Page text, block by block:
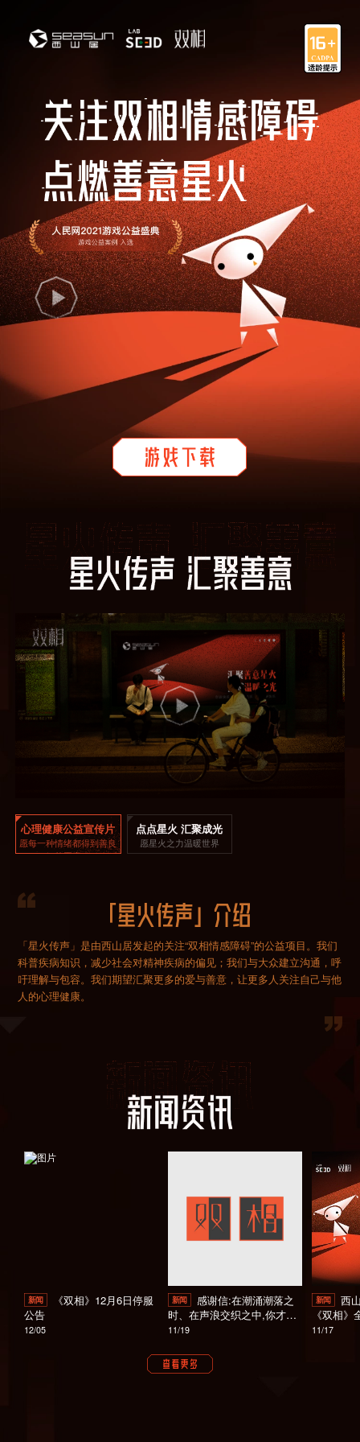
心理健康公益宣传片
愿每一种情绪都得到善良
的回应
点点星火 汇聚成光
愿星火之力温暖世界
「星火传声」是由西山居发起的关注“双相情感障碍”的公益项目。我们
科普疾病知识，减少社会对精神疾病的偏见；我们与大众建立沟通，呼
吁理解与包容。我们期望汇聚更多的爱与善意，让更多人关注自己与他
人的心理健康。
新闻
《双相》12月6日停服
公告
12/05
新闻
感谢信:在潮涌潮落之
时、在声浪交织之中,你才是
美好的意义
11/19
新闻
西
《双相
意星火
11/17